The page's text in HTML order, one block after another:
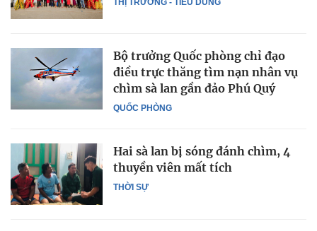
QUỐC PHÒNG
Bộ trưởng Quốc phòng chỉ đạo
điều trực thăng tìm nạn nhân vụ
chìm sà lan gần đảo Phú Quý
THỜI SỰ
Hai sà lan bị sóng đánh chìm, 4
thuyền viên mất tích